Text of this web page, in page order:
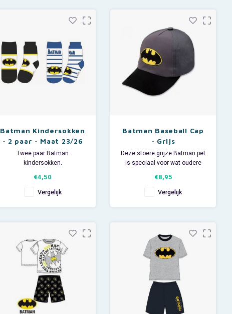
Batman Kindersokken
- 2 paar - Maat 23/26
Twee paar Batman
kindersokken.
Materiaal 75% katoen + 23%
polyester + 2% elastan
€4,50
Vergelijk
Batman Baseball Cap
- Grijs
Deze stoere grijze Batman pet
is speciaal voor wat oudere
De baseball cap is verstelbaar
dmv klittenbandsluiting.
Het opmeten van uw
hoofdmaat doet u door middel
€8,95
Vergelijk